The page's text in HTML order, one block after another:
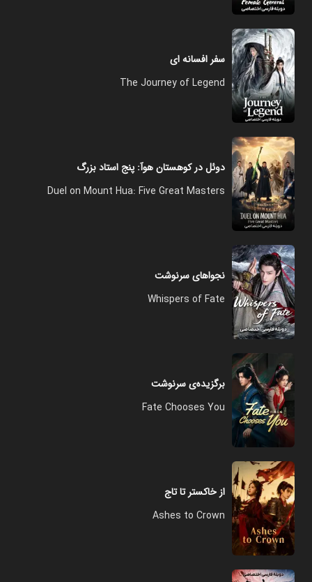
سفر افسانه ای
The Journey of Legend
دوئل در کوهستان هوآ: پنج استاد بزرگ
Duel on Mount Hua: Five Great Masters
نجواهای سرنوشت
Whispers of Fate
برگزیده‌ی سرنوشت
Fate Chooses You
از خاکستر تا تاج
Ashes to Crown